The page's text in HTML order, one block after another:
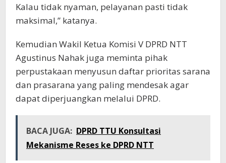
Kalau tidak nyaman, pelayanan pasti tidak
maksimal,” katanya.
Kemudian Wakil Ketua Komisi V DPRD NTT
Agustinus Nahak juga meminta pihak
perpustakaan menyusun daftar prioritas sarana
dan prasarana yang paling mendesak agar
dapat diperjuangkan melalui DPRD.
BACA JUGA: DPRD TTU Konsultasi
Mekanisme Reses ke DPRD NTT